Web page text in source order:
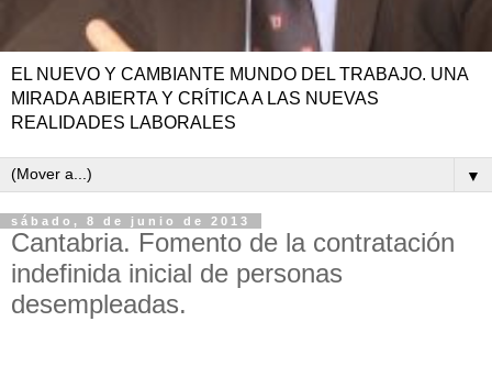
EL NUEVO Y CAMBIANTE MUNDO DEL TRABAJO. UNA
MIRADA ABIERTA Y CRÍTICA A LAS NUEVAS
REALIDADES LABORALES
▼
sábado, 8 de junio de 2013
Cantabria. Fomento de la contratación
indefinida inicial de personas
desempleadas.